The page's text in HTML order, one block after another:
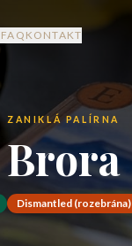
FAQ KONTAKT
ZANIKLÁ PALÍRNA
Brora
Dismantled (rozebrána)